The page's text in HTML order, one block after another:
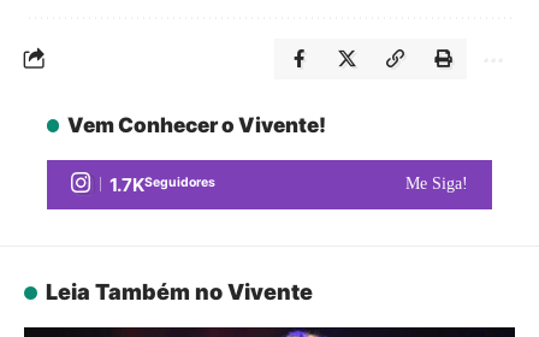
Vem Conhecer o Vivente!
1.7KSeguidores Me Siga!
Leia Também no Vivente